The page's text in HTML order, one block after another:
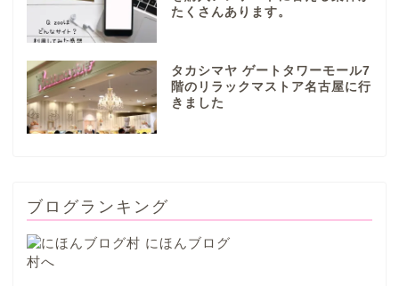
たくさんあります。
タカシマヤ ゲートタワーモール7
階のリラックマストア名古屋に行
きました
ブログランキング
山県市